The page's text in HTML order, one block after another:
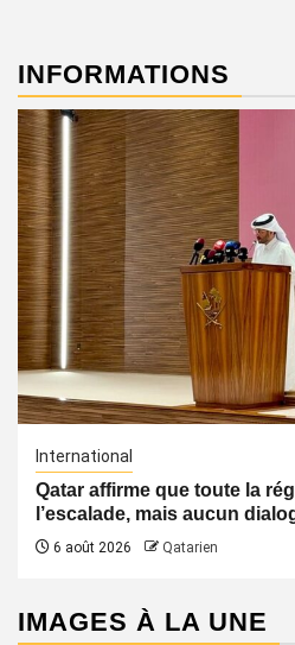
INFORMATIONS
International
Qatar affirme que toute la
l’escalade, mais aucun
6 août 2026 Qatarien
IMAGES À LA UNE